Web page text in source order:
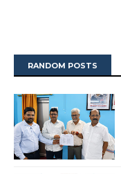
RANDOM POSTS